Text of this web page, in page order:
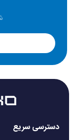
دسترسی سریع